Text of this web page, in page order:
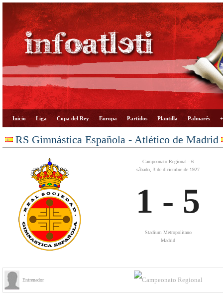
Inicio Liga Copa del Rey Europa Partidos Plantilla Palmarés
RS Gimnástica Española - Atlético de Madrid
Campeonato Regional - 6
sábado, 3 de diciembre de 1927
1 - 5
Stadium Metropolitano
Madrid
Entrenador